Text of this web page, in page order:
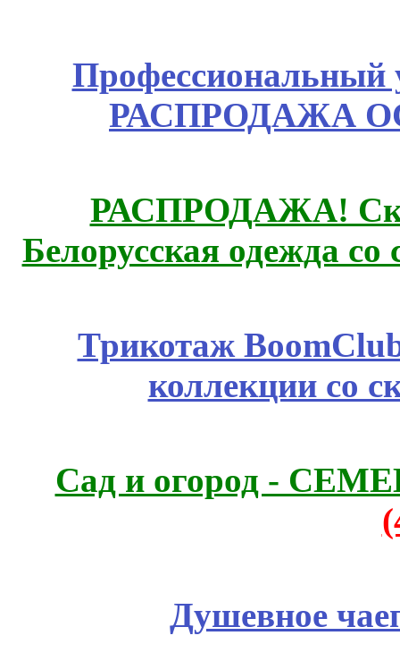
Профессиональный
РАСПРОДАЖА
РАСПРОДАЖА!
Белорусская одежда
Трикотаж
коллекции со
Сад и огород -
Душевное